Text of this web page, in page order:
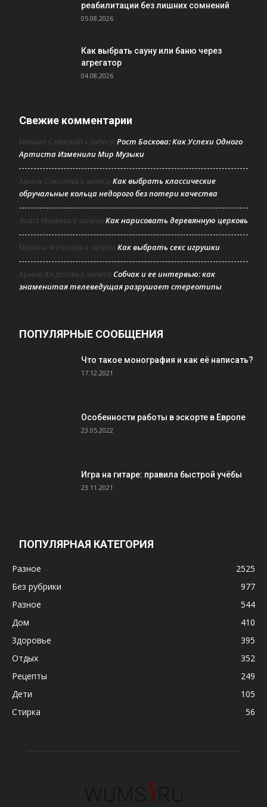
реабилитации без лишних сомнений
05.08.2026
Как выбрать сауну или баню через
агрегатор
04.08.2026
Свежие комментарии
Михаил Савицкий к записи Рост Баскова: Как Успехи Одного
Артиста Изменили Мир Музыки
Арина Соколова к записи Как выбрать классические
обручальные кольца недорого без потери качества
Злата Михеева к записи Как нарисовать деревянную церковь
Милана Фетисова к записи Как выбрать секс игрушки
Арина Федотова к записи Собчак и ее интервью: как
знаменитая телеведущая разрушает стереотипы
ПОПУЛЯРНЫЕ СООБЩЕНИЯ
Что такое монография и как её написать?
17.12.2021
Особенности работы в эскорте в Европе
23.05.2022
Игра на гитаре: правила быстрой учёбы
23.11.2021
ПОПУЛЯРНАЯ КАТЕГОРИЯ
Разное
2525
Без рубрики
977
Разное
544
Дом
410
Здоровье
395
Отдых
352
Рецепты
249
Дети
105
Стирка
56